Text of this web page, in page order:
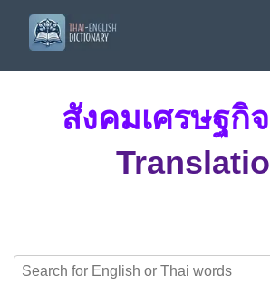
สังคมเศรษฐกิจ